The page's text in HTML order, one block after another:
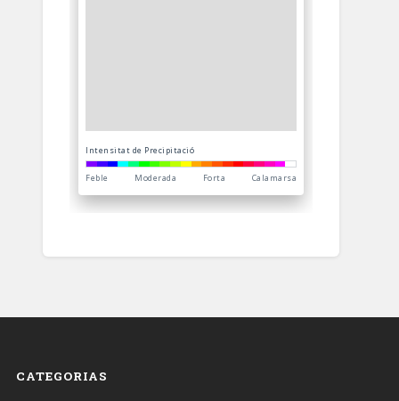
CATEGORIAS